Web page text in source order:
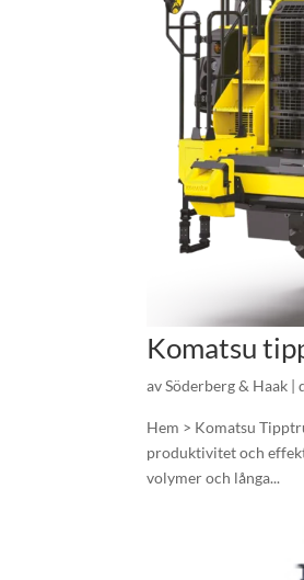
Komatsu
avSöderberg & Haak |
Hem > Komatsu
produktivitet och
volymer och långa...